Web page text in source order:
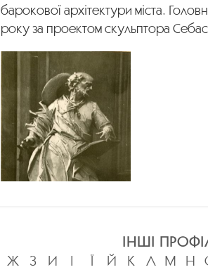
барокової архітектури міста.
року за проектом скульптора
ІНШІ
Ж З И І Ї Й К Л М Н